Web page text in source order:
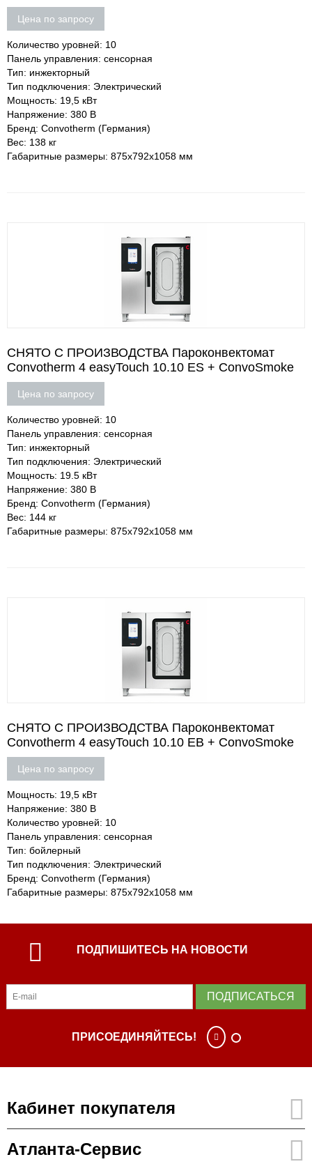
Цена по запросу
Количество уровней: 10
Панель управления: сенсорная
Тип: инжекторный
Тип подключения: Электрический
Мощность: 19,5 кВт
Напряжение: 380 В
Бренд: Convotherm (Германия)
Вес: 138 кг
Габаритные размеры: 875х792х1058 мм
СНЯТО С ПРОИЗВОДСТВА Пароконвектомат
Convotherm 4 easyTouch 10.10 ES + ConvoSmoke
Цена по запросу
Количество уровней: 10
Панель управления: сенсорная
Тип: инжекторный
Тип подключения: Электрический
Мощность: 19.5 кВт
Напряжение: 380 В
Бренд: Convotherm (Германия)
Вес: 144 кг
Габаритные размеры: 875х792х1058 мм
СНЯТО С ПРОИЗВОДСТВА Пароконвектомат
Convotherm 4 easyTouch 10.10 EB + ConvoSmoke
Цена по запросу
Мощность: 19,5 кВт
Напряжение: 380 В
Количество уровней: 10
Панель управления: сенсорная
Тип: бойлерный
Тип подключения: Электрический
Бренд: Convotherm (Германия)
Габаритные размеры: 875х792х1058 мм
ПОДПИШИТЕСЬ НА НОВОСТИ
ПОДПИСАТЬСЯ
ПРИСОЕДИНЯЙТЕСЬ!
Кабинет покупателя
Атланта-Сервис